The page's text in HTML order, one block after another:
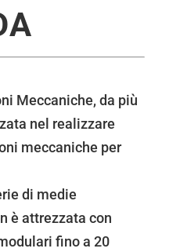
Meccaniche, da più
nel realizzare
meccaniche per
di medie
è attrezzata con
fino a 20